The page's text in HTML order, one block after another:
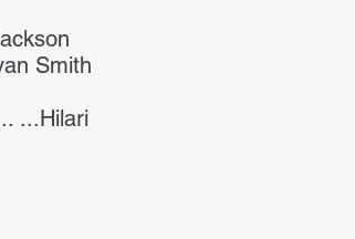
Smith
...Hilari